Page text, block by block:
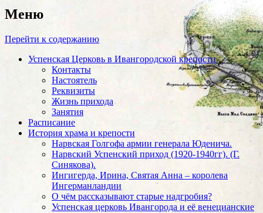
Меню
Перейти к содержанию
Успенская Церковь в Ивангородской крепости
Контакты
Настоятель
Реквизиты
Жизнь прихода
Занятия
Расписание
История храма и крепости
Нарвская Голгофа армии генерала Юденича.
Нарвский Успенский приход (1920-1940гг). (Г.
Синякова).
Ингигерда, Ирина, Святая Анна – королева
Ингерманландии
О чём рассказывают старые надгробия?
Успенская церковь Ивангорода и её венецианские